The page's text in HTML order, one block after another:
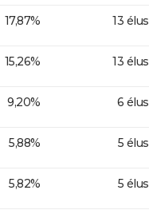
17,87% 13 élus
15,26% 13 élus
9,20% 6 élus
5,88% 5 élus
5,82% 5 élus